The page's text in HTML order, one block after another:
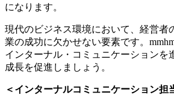
になります。
現代のビジネス環境において、経営者
業の成功に欠かせない要素です。
インターナル・コミュニケーションを
成長を促進しましょう。
＜インターナルコミュニケーション担